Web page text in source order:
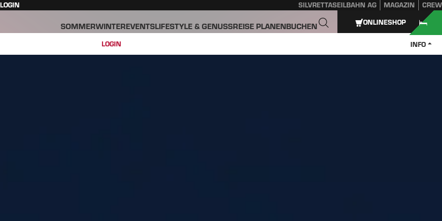
LOGIN SILVRETTASEILBAHN AG MAGAZIN CREW
SOMMERWINTEREVENTSLIFESTYLE & GENUSSREISE PLANENBUCHEN
LOGIN INFO
ONLINESHOP